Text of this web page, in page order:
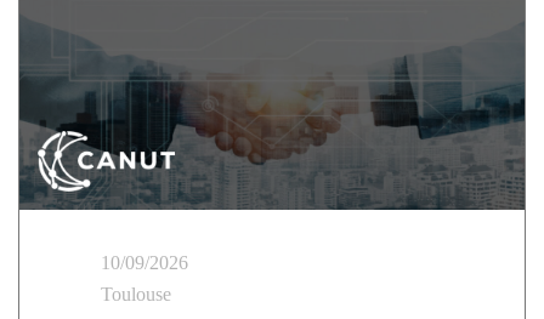
10/09/2026
Toulouse